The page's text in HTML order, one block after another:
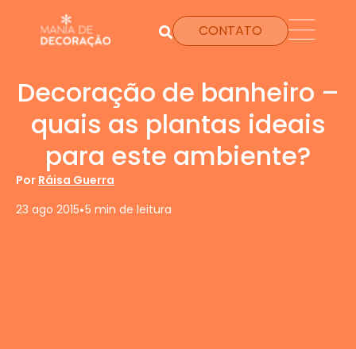
CONTATO
Decoração de banheiro –
quais as plantas ideais
para este ambiente?
Por Ráisa Guerra
23 ago 2015•5 min de leitura